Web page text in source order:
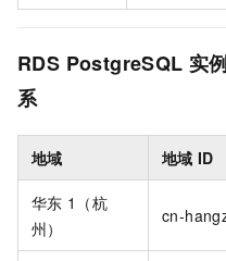
RDS PostgreSQL 实
系
地域 地域 ID
华东 1（杭
州）
cn-